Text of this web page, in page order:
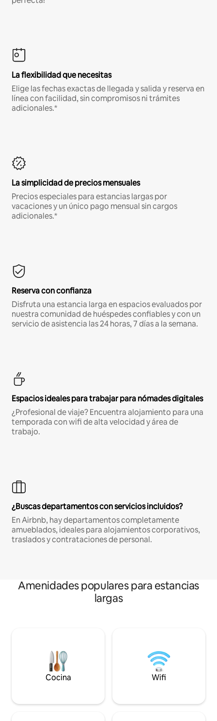
La flexibilidad que necesitas
Elige las fechas exactas de llegada y salida y reserva en
línea con facilidad, sin compromisos ni trámites
adicionales.*
La simplicidad de precios mensuales
Precios especiales para estancias largas por
vacaciones y un único pago mensual sin cargos
adicionales.*
Reserva con confianza
Disfruta una estancia larga en espacios evaluados por
nuestra comunidad de huéspedes confiables y con un
servicio de asistencia las 24 horas, 7 días a la semana.
Espacios ideales para trabajar para nómades digitales
¿Profesional de viaje? Encuentra alojamiento para una
temporada con wifi de alta velocidad y área de
trabajo.
¿Buscas departamentos con servicios incluidos?
En Airbnb, hay departamentos completamente
amueblados, ideales para alojamientos corporativos,
traslados y contrataciones de personal.
Amenidades populares para estancias
largas
Cocina Wifi